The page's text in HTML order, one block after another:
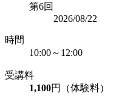
第6回
2026/08/22
時間
10:00～12:00
受講料
1,100円（体験料）